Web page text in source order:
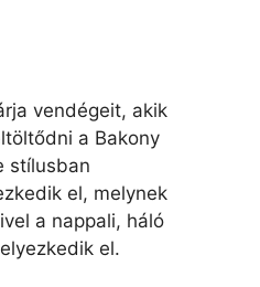
vendégeit, akik
a Bakony
stílusban
el, melynek
a nappali, háló
el.